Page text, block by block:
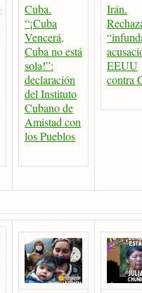
Cuba.
“¡Cuba
Vencerá,
Cuba no está
sola!”:
declaración
del Instituto
Cubano de
Amistad con
los Pueblos
Irán.
EEUU
contra